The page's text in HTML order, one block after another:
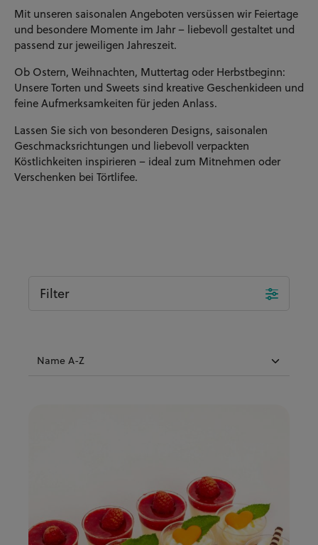
Mit unseren saisonalen Angeboten versüssen wir Feiertage
und besondere Momente im Jahr – liebevoll gestaltet und
passend zur jeweiligen Jahreszeit.
Ob Ostern, Weihnachten, Muttertag oder Herbstbeginn:
Unsere Torten und Sweets sind kreative Geschenkideen und
feine Aufmerksamkeiten für jeden Anlass.
Lassen Sie sich von besonderen Designs, saisonalen
Geschmacksrichtungen und liebevoll verpackten
Köstlichkeiten inspirieren – ideal zum Mitnehmen oder
Verschenken bei Törtlifee.
Filter